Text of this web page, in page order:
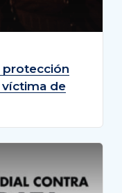
protección
de